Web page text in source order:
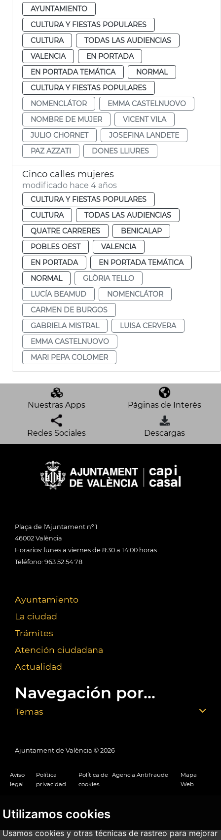
Utilizamos cookies
Usamos cookies y otras técnicas de rastreo para mejorar
AYUNTAMIENTO
CULTURA Y FIESTAS POPULARES
CULTURA
TODAS LAS AUDIENCIAS
VALENCIA
EN PORTADA
EN PORTADA TEMÁTICA
NORMAL
CULTURA Y FIESTAS POPULARES
NOMENCLÁTOR
EMMA CASTELNUOVO
NOMBRE DE MUJER
VICENT VILA
JULIO CHORNET
JOSEFINA LANDETE
PAZ AZZATI
DONES LLIURES
Cinco calles mujeres
modificado hace 4 años
CULTURA Y FIESTAS POPULARES
CULTURA
TODAS LAS AUDIENCIAS
QUATRE CARRERES
BENICALAP
POBLES OEST
VALENCIA
EN PORTADA
EN PORTADA TEMÁTICA
NORMAL
GLÒRIA TELLO
LUCÍA BEAMUD
NOMENCLÁTOR
CARMEN DE BURGOS
GABRIELA MISTRAL
LUISA CERVERA
EMMA CASTELNUOVO
MARI PEPA COLOMER
Nuestras Apps Páginas de Interés
Redes Sociales Descargas
Plaça de l'Ajuntament nº 1
46002 València
Horarios: lunes a viernes de 8:30 a 14:00 horas
Teléfono: 963 52 54 78
Ayuntamiento
La ciudad
Trámites
Atención ciudadana
Actualidad
Navegación por...
Temas
Ajuntament de València © 2026
Aviso
legal
Política
privacidad
Política de
cookies
Agencia Antifraude
Mapa
Web